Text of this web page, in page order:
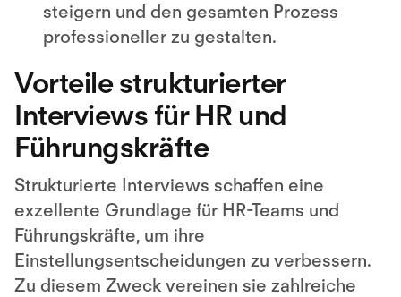
steigern und den gesamten Prozess
professioneller zu gestalten.
Vorteile strukturierter
Interviews für HR und
Führungskräfte
Strukturierte Interviews schaffen eine
exzellente Grundlage für HR-Teams und
Führungskräfte, um ihre
Einstellungsentscheidungen zu verbessern.
Zu diesem Zweck vereinen sie zahlreiche